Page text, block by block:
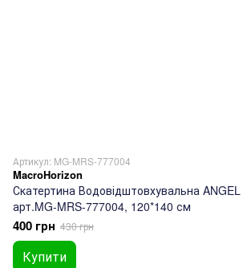
Артикул: MG-MRS-777004
MacroHorizon
Скатертина Водовідштовхувальна
арт.MG-MRS-777004, 120*140 см
400 грн 430 грн
Купити